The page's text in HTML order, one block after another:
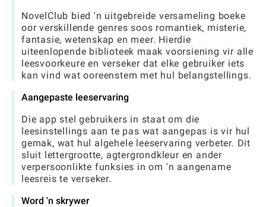
NovelClub bied 'n uitgebreide versameling boeke
oor verskillende genres soos romantiek, misterie,
fantasie, wetenskap en meer. Hierdie
uiteenlopende biblioteek maak voorsiening vir alle
leesvoorkeure en verseker dat elke gebruiker iets
kan vind wat ooreenstem met hul belangstellings.
Aangepaste leeservaring
Die app stel gebruikers in staat om die
leesinstellings aan te pas wat aangepas is vir hul
gemak, wat hul algehele leeservaring verbeter. Dit
sluit lettergrootte, agtergrondkleur en ander
verpersoonlikte funksies in om 'n aangename
leesreis te verseker.
Word 'n skrywer